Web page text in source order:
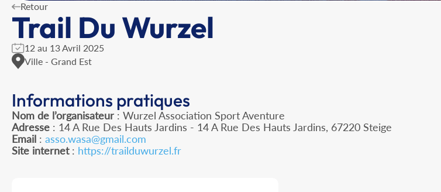
Retour
Trail Du Wurzel
12 au 13 Avril 2025
Ville - Grand Est
Informations pratiques
Nom de l’organisateur : Wurzel Association Sport Aventure
Adresse : 14 A Rue Des Hauts Jardins - 14 A Rue Des Hauts Jardins, 67220 Steige
Email : asso.wasa@gmail.com
Site internet: https://trailduwurzel.fr